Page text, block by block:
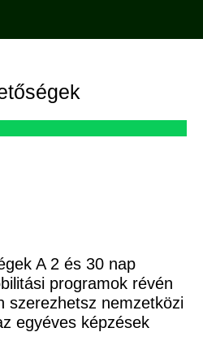
A 2 és 30 nap
programok révén
szerezhetsz nemzetközi
egyéves képzések